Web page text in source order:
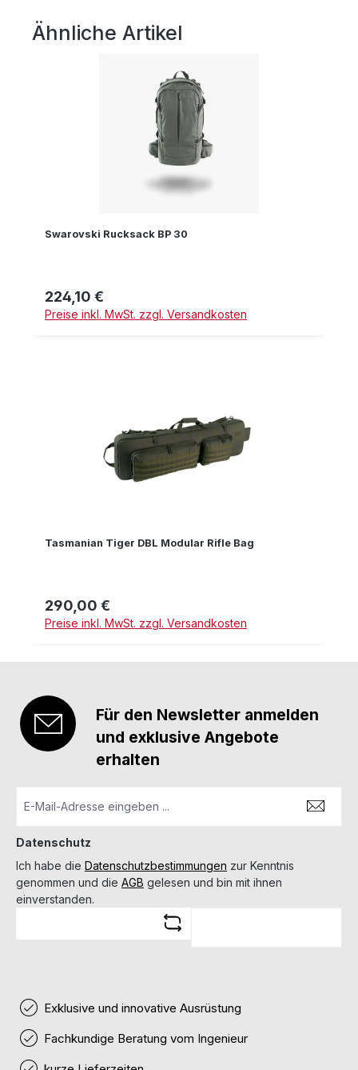
Produktgalerie überspringen
Ähnliche Artikel
Swarovski Rucksack BP 30
Regulärer Preis:
224,10 €
Preise inkl. MwSt. zzgl. Versandkosten
Tasmanian Tiger DBL Modular Rifle Bag
Regulärer Preis:
290,00 €
Preise inkl. MwSt. zzgl. Versandkosten
Für den Newsletter anmelden
und exklusive Angebote
erhalten
Datenschutz
Ich habe die Datenschutzbestimmungen zur Kenntnis
genommen und die AGB gelesen und bin mit ihnen
einverstanden.
Exklusive und innovative Ausrüstung
Fachkundige Beratung vom Ingenieur